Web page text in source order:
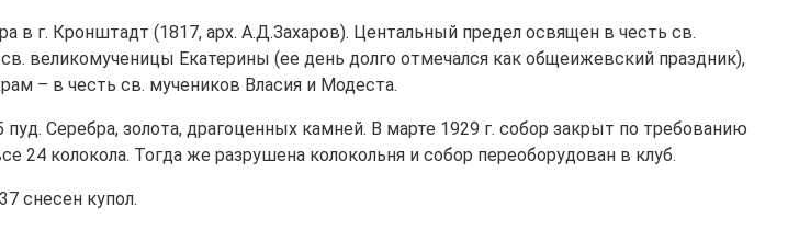
в г. Кронштадт (1817, арх. А.Д.Захаров). Центальный предел освящен в честь св.
великомученицы Екатерины (ее день долго отмечался как общеижевский праздник),
– в честь св. мучеников Власия и Модеста.
Серебра, золота, драгоценных камней. В марте 1929 г. собор закрыт по требованию
колокола. Тогда же разрушена колокольня и собор переоборудован в клуб.
снесен купол.